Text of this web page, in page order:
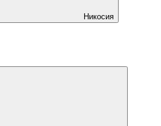
Никосия